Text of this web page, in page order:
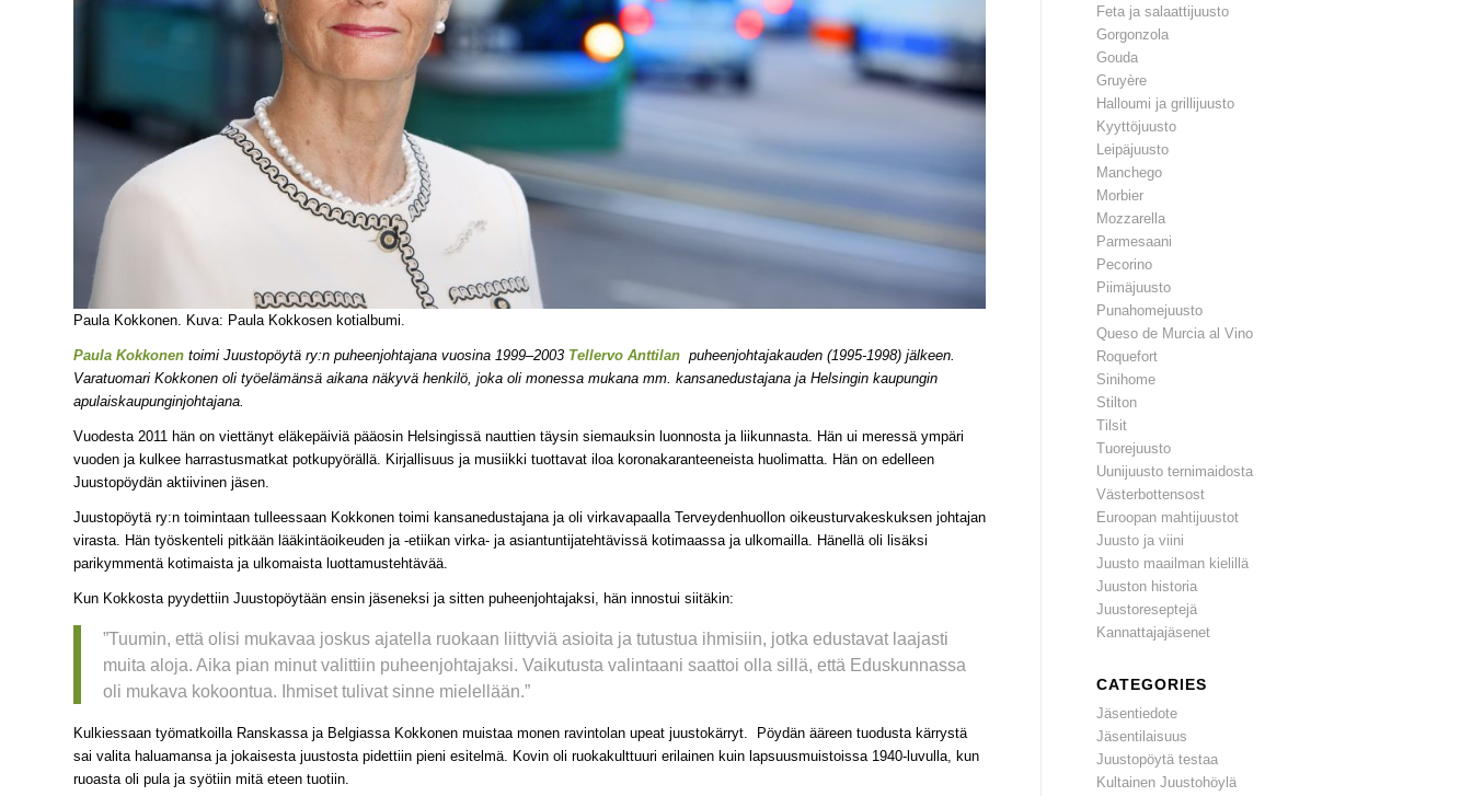
Paula Kokkonen. Kuva: Paula Kokkosen kotialbumi.
Paula Kokkonen toimi Juustopöytä ry:n puheenjohtajana vuosina 1999–2003 Tellervo Anttilan puheenjohtajakauden (1995-1998) jälkeen.
Varatuomari Kokkonen oli työelämänsä aikana näkyvä henkilö, joka oli monessa mukana mm. kansanedustajana ja Helsingin kaupungin
apulaiskaupunginjohtajana.
Vuodesta 2011 hän on viettänyt eläkepäiviä pääosin Helsingissä nauttien täysin siemauksin luonnosta ja liikunnasta. Hän ui meressä ympäri
vuoden ja kulkee harrastusmatkat potkupyörällä. Kirjallisuus ja musiikki tuottavat iloa koronakaranteeneista huolimatta. Hän on edelleen
Juustopöydän aktiivinen jäsen.
Juustopöytä ry:n toimintaan tulleessaan Kokkonen toimi kansanedustajana ja oli virkavapaalla Terveydenhuollon oikeusturvakeskuksen johtajan
virasta. Hän työskenteli pitkään lääkintäoikeuden ja -etiikan virka- ja asiantuntijatehtävissä kotimaassa ja ulkomailla. Hänellä oli lisäksi
parikymmentä kotimaista ja ulkomaista luottamustehtävää.
Kun Kokkosta pyydettiin Juustopöytään ensin jäseneksi ja sitten puheenjohtajaksi, hän innostui siitäkin:
”Tuumin, että olisi mukavaa joskus ajatella ruokaan liittyviä asioita ja tutustua ihmisiin, jotka edustavat laajasti
muita aloja. Aika pian minut valittiin puheenjohtajaksi. Vaikutusta valintaani saattoi olla sillä, että Eduskunnassa
oli mukava kokoontua. Ihmiset tulivat sinne mielellään.”
Kulkiessaan työmatkoilla Ranskassa ja Belgiassa Kokkonen muistaa monen ravintolan upeat juustokärryt. Pöydän ääreen tuodusta kärrystä
sai valita haluamansa ja jokaisesta juustosta pidettiin pieni esitelmä. Kovin oli ruokakulttuuri erilainen kuin lapsuusmuistoissa 1940-luvulla, kun
ruoasta oli pula ja syötiin mitä eteen tuotiin.
Feta ja salaattijuusto
Gorgonzola
Gouda
Gruyère
Halloumi ja grillijuusto
Kyyttöjuusto
Leipäjuusto
Manchego
Morbier
Mozzarella
Parmesaani
Pecorino
Piimäjuusto
Punahomejuusto
Queso de Murcia al Vino
Roquefort
Sinihome
Stilton
Tilsit
Tuorejuusto
Uunijuusto ternimaidosta
Västerbottensost
Euroopan mahtijuustot
Juusto ja viini
Juusto maailman kielillä
Juuston historia
Juustoreseptejä
Kannattajajäsenet
CATEGORIES
Jäsentiedote
Jäsentilaisuus
Juustopöytä testaa
Kultainen Juustohöylä